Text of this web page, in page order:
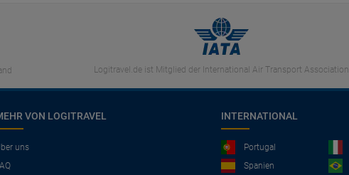
Logitravel.de ist Mitglied der International Air Transport Association
VON LOGITRAVEL
uns
INTERNATIONAL
Portugal
Spanien